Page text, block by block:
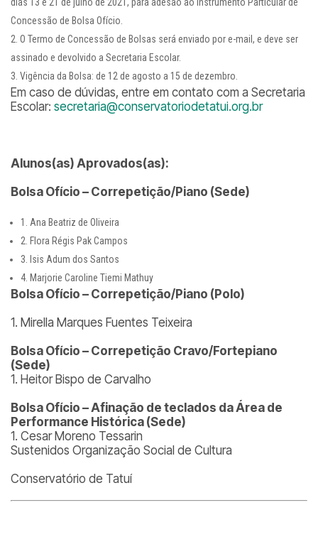
Concessão de Bolsa Ofício.
O Termo de Concessão de Bolsas será enviado por e-mail, e deve ser
assinado e devolvido a Secretaria Escolar.
Vigência da Bolsa: de 12 de agosto a 15 de dezembro.
Em caso de dúvidas, entre em contato com a Secretaria
Escolar: secretaria@conservatoriodetatui.org.br
Alunos(as) Aprovados(as):
Bolsa Ofício – Correpetição/Piano (Sede)
1. Ana Beatriz de Oliveira
2. Flora Régis Pak Campos
3. Isis Adum dos Santos
4. Marjorie Caroline Tiemi Mathuy
Bolsa Ofício – Correpetição/Piano (Polo)
1. Mirella Marques Fuentes Teixeira
Bolsa Ofício – Correpetição Cravo/Fortepiano
(Sede)
1. Heitor Bispo de Carvalho
Bolsa Ofício – Afinação de teclados da Área de
Performance Histórica (Sede)
1. Cesar Moreno Tessarin
Sustenidos Organização Social de Cultura
Conservatório de Tatuí